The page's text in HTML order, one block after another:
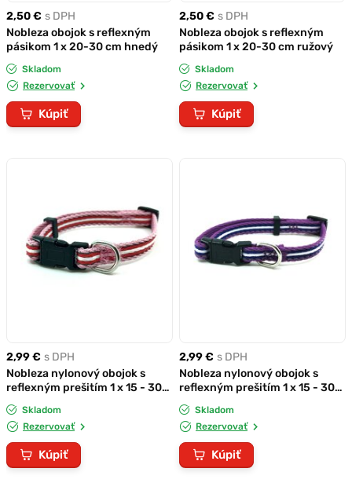
2,50 € s DPH
Nobleza obojok s reflexným
pásikom 1 x 20-30 cm hnedý
Skladom
Rezervovať
Kúpiť
2,50 € s DPH
Nobleza obojok s reflexným
pásikom 1 x 20-30 cm ružový
Skladom
Rezervovať
Kúpiť
2,99 € s DPH
Nobleza nylonový obojok s
reflexným prešitím 1 x 15 - 30
cm červený
Skladom
Rezervovať
Kúpiť
2,99 € s DPH
Nobleza nylonový obojok s
reflexným prešitím 1 x 15 - 30
cm fialový
Skladom
Rezervovať
Kúpiť